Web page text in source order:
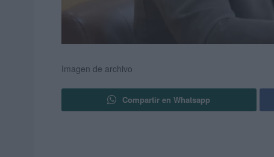
Imagen de archivo
Compartir en Whatsapp